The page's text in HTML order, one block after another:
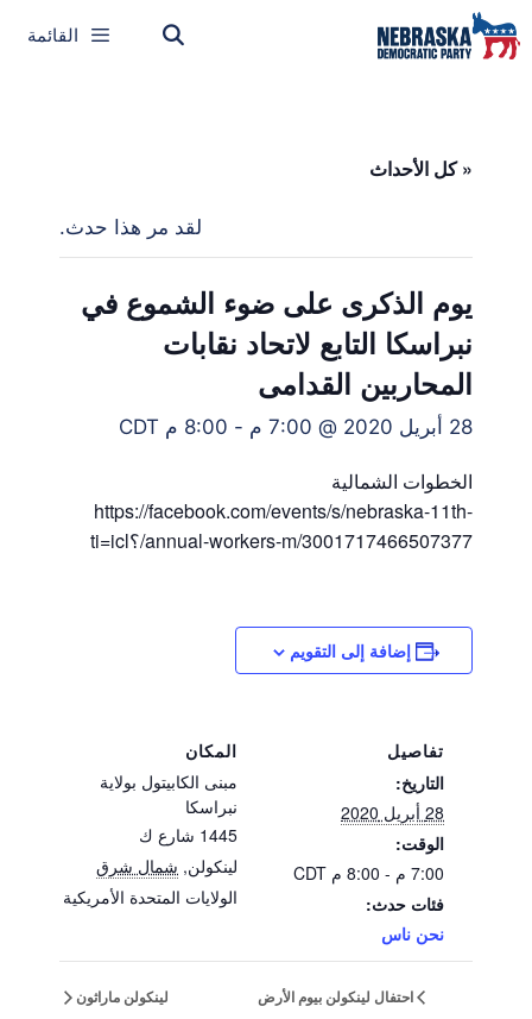
القائمة
« كل الأحداث
لقد مر هذا حدث.
يوم الذكرى على ضوء الشموع في
نبراسكا التابع لاتحاد نقابات
المحاربين القدامى
28 أبريل 2020 @ 7:00 م - 8:00 م CDT
الخطوات الشمالية
https://facebook.com/events/s/nebraska-11th-
annual-workers-m/3001717466507377/؟ti=icl
إضافة إلى التقويم
تفاصيل
التاريخ:
28 أبريل 2020
الوقت:
7:00 م - 8:00 م
CDT
فئات حدث:
نحن ناس
المكان
مبنى الكابيتول بولاية
نبراسكا
1445 شارع ك
لينكولن, شمال شرق
الولايات المتحدة الأمريكية
احتفال لينكولن بيوم الأرض لينكولن ماراثون